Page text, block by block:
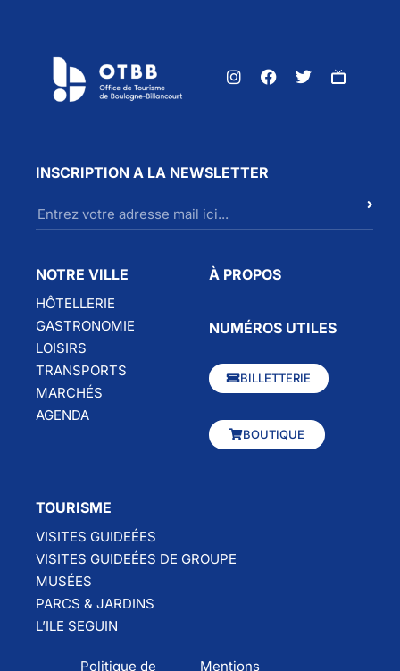
INSCRIPTION A LA NEWSLETTER
NOTRE VILLE
HÔTELLERIE
GASTRONOMIE
LOISIRS
TRANSPORTS
MARCHÉS
AGENDA
À PROPOS
NUMÉROS UTILES
BILLETTERIE
BOUTIQUE
TOURISME
VISITES GUIDEÉES
VISITES GUIDEÉES DE GROUPE
MUSÉES
PARCS & JARDINS
L’ILE SEGUIN
Politique de Mentions